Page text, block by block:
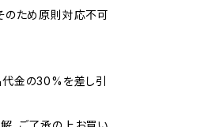
のため原則対応不可
金の30%を差し引